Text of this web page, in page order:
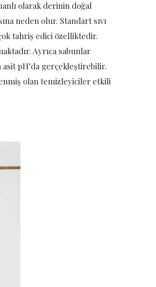
olarak derinin doğal
neden olur. Standart sıvı
tahriş edici özelliktedir.
Ayrıca sabunlar
pH’da gerçekleştirebilir.
olan temizleyiciler etkili